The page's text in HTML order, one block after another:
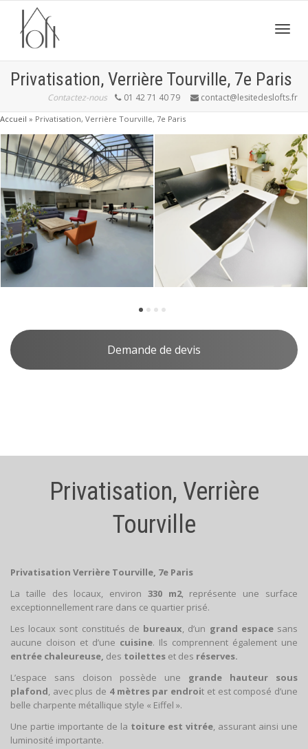
Privatisation, Verrière Tourville, 7e Paris
Contactez-nous 01 42 71 40 79 contact@lesitedeslofts.fr
Accueil » Privatisation, Verrière Tourville, 7e Paris
Demande de devis
Privatisation, Verrière
Tourville
Privatisation Verrière Tourville, 7e Paris
La taille des locaux, environ 330 m2, représente une surface
exceptionnellement rare dans ce quartier prisé.
Les locaux sont constitués de bureaux, d’un grand espacesans
aucune cloison et d’une cuisine. Ils comprennent également une
entrée chaleureuse, des toilettes et des réserves.
L’espace sans cloison possède une grande hauteur sous
plafond, avec plus de 4 mètres par endroit et est composé d’une
belle charpente métallique style « Eiffel ».
Une partie importante de la toiture est vitrée, assurant ainsi une
luminosité importante.